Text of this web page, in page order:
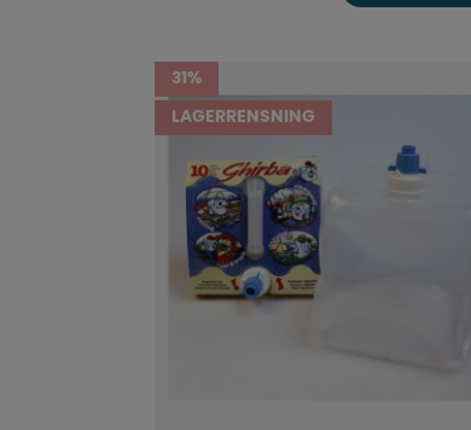
31%
LAGERRENSNING